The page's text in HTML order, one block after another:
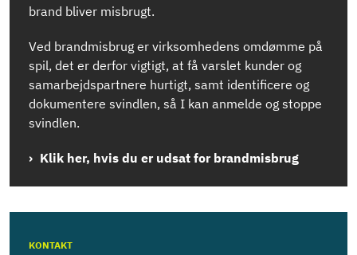
brand bliver misbrugt.
Ved brandmisbrug er virksomhedens omdømme på
spil, det er derfor vigtigt, at få varslet kunder og
samarbejdspartnere hurtigt, samt identificere og
dokumentere svindlen, så I kan anmelde og stoppe
svindlen.
Klik her, hvis du er udsat for brandmisbrug
KONTAKT